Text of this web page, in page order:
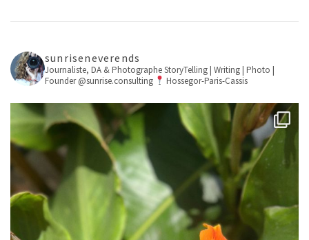
sunriseneverends
Journaliste, DA & PhotographeStoryTelling | Writing | Photo |
Founder @sunrise.consulting
Hossegor-Paris-Cassis